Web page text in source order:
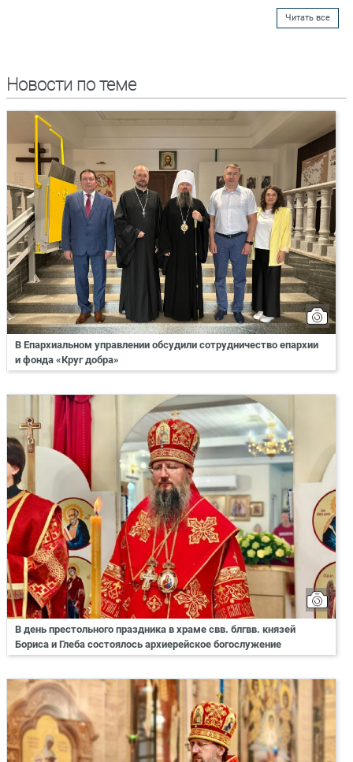
Читать все
Новости по теме
В Епархиальном управлении обсудили сотрудничество епархии
и фонда «Круг добра»
В день престольного праздника в храме свв. блгвв. князей
Бориса и Глеба состоялось архиерейское богослужение